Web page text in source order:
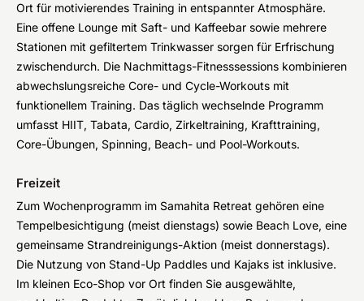
Ort für motivierendes Training in entspannter Atmosphäre.
Eine offene Lounge mit Saft- und Kaffeebar sowie mehrere
Stationen mit gefiltertem Trinkwasser sorgen für Erfrischung
zwischendurch. Die Nachmittags-Fitnesssessions kombinieren
abwechslungsreiche Core- und Cycle-Workouts mit
funktionellem Training. Das täglich wechselnde Programm
umfasst HIIT, Tabata, Cardio, Zirkeltraining, Krafttraining,
Core-Übungen, Spinning, Beach- und Pool-Workouts.
Freizeit
Zum Wochenprogramm im Samahita Retreat gehören eine
Tempelbesichtigung (meist dienstags) sowie Beach Love, eine
gemeinsame Strandreinigungs-Aktion (meist donnerstags).
Die Nutzung von Stand-Up Paddles und Kajaks ist inklusive.
Im kleinen Eco-Shop vor Ort finden Sie ausgewählte,